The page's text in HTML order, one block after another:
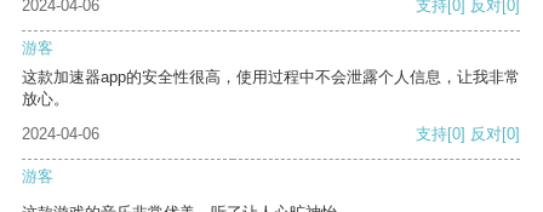
2024-04-06 支持[0] 反对[0]
游客
这款加速器app的安全性很高，使用过程中不会泄露个人信息，让我非常
放心。
2024-04-06
支持[0] 反对[0]
游客